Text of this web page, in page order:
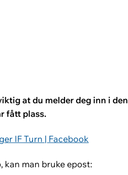
at du melder deg inn i den
fått plass.
IF Turn | Facebook
kan man bruke epost: